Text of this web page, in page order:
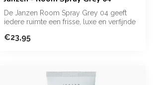
De Janzen Room Spray Grey 04 geeft
iedere ruimte een frisse, luxe en verfijnde
€23,95